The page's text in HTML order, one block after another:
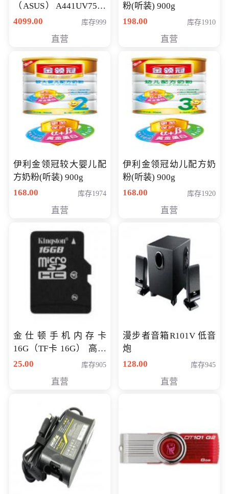
（ASUS）A441UV7500
顽石（7代i7-7500U 4G
4099.00 库存999
直营
粉(听装) 900g
198.00
库存1910
直营
伊利金领冠较大婴儿配
方奶粉(听装) 900g
168.00
库存1974
直营
伊利金领冠幼儿配方奶
粉(听装) 900g
168.00
库存1920
直营
金仕顿手机内存卡
16G（TF卡 16G） 高速
卡 CLASS 10
25.00 库存905
直营
漫步者音箱R101V 低音
炮
128.00
库存945
直营